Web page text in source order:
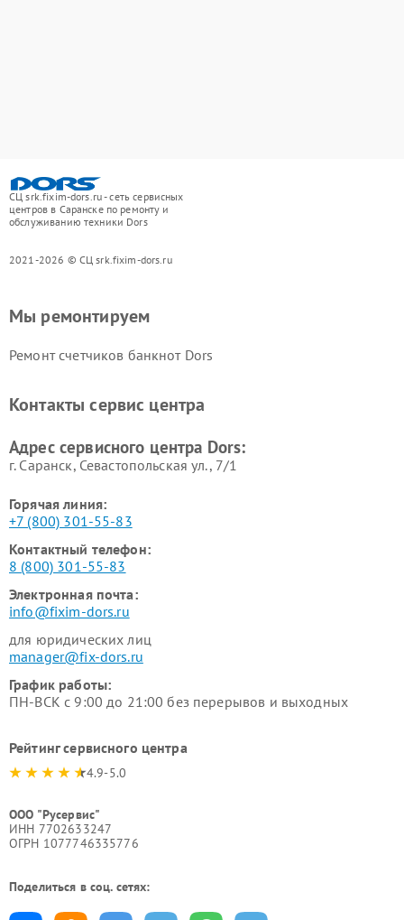
СЦ srk.fixim-dors.ru - сеть сервисных
центров в Саранске по ремонту и
обслуживанию техники Dors
2021-2026 © СЦ srk.fixim-dors.ru
Мы ремонтируем
Ремонт счетчиков банкнот Dors
Контакты сервис центра
Адрес сервисного центра Dors:
г. Саранск, Севастопольская ул., 7/1
Горячая линия:
+7 (800) 301-55-83
Контактный телефон:
8 (800) 301-55-83
Электронная почта:
info@fixim-dors.ru
для юридических лиц
manager@fix-dors.ru
График работы:
ПН-ВСК с 9:00 до 21:00 без перерывов и выходных
Рейтинг сервисного центра
4.9-5.0
ООО "Русервис"
ИНН 7702633247
ОГРН 1077746335776
Поделиться в соц. сетях: